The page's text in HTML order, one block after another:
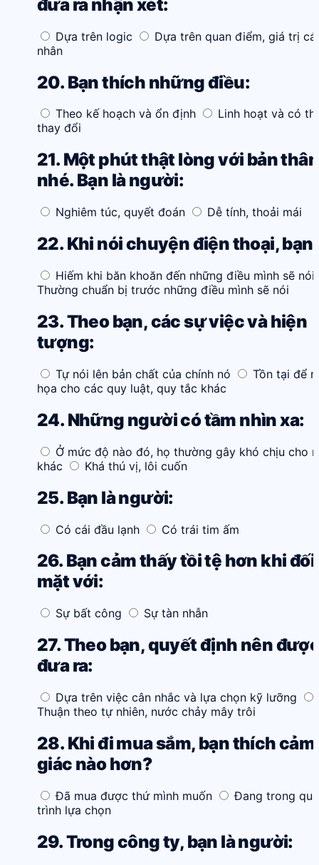
đưa ra nhận xét:
Dựa trên logic
Dựa trên quan điểm, giá trị cá
nhân
20. Bạn thích những điều:
Theo kế hoạch và ổn định
Linh hoạt và có
thay đổi
21. Một phút thật lòng với bản thân
nhé. Bạn là người:
Nghiêm túc, quyết đoán Dễ tính, thoải mái
22. Khi nói chuyện điện thoại, bạn:
Hiếm khi băn khoăn đến những điều mình sẽ nói
Thường chuẩn bị trước những điều mình sẽ nói
23. Theo bạn, các sự việc và hiện
tượng:
Tự nói lên bản chất của chính nó
Tồn tại để
họa cho các quy luật, quy tắc khác
24. Những người có tầm nhìn xa:
Ở mức độ nào đó, họ thường gây khó chịu cho
khác
Khá thú vị, lôi cuốn
25. Bạn là người:
Có cái đầu lạnh Có trái tim ấm
26. Bạn cảm thấy tồi tệ hơn khi đối
mặt với:
Sự bất công Sự tàn nhẫn
27. Theo bạn, quyết định nên
đưa ra:
Dựa trên việc cân nhắc và lựa chọn kỹ lưỡng
Thuận theo tự nhiên, nước chảy mây trôi
28. Khi đi mua sắm, bạn thích cảm
giác nào hơn?
Đã mua được thứ mình muốn
Đang trong quá
trình lựa chọn
29. Trong công ty, bạn là người: